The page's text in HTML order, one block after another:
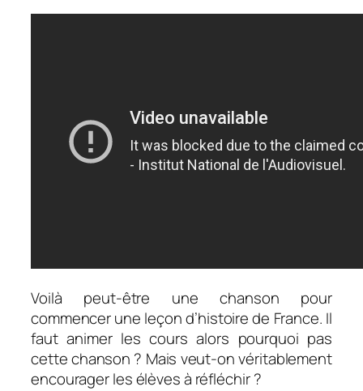
Voilà peut-être une chanson pour
commencer une leçon d’histoire de France. Il
faut animer les cours alors pourquoi pas
cette chanson ? Mais veut-on véritablement
encourager les élèves à réfléchir ?